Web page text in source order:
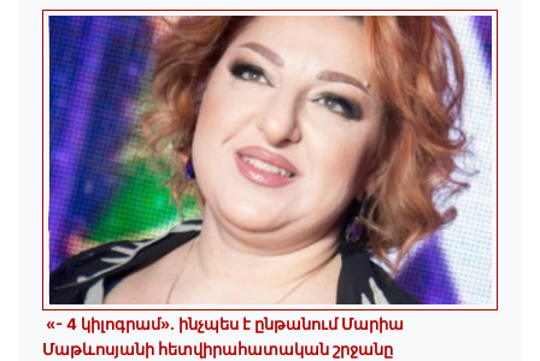
«- 4 կիլոգրամ». ինչպես է ընթանում Մարիա
Մաթևոսյանի հետվիրահատական շրջանը